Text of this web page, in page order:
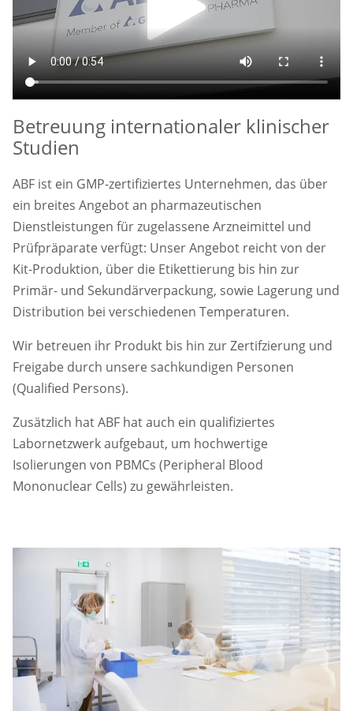
Betreuung internationaler klinischer
Studien
ABF ist ein GMP-zertifiziertes Unternehmen, das über
ein breites Angebot an pharmazeutischen
Dienstleistungen für zugelassene Arzneimittel und
Prüfpräparate verfügt: Unser Angebot reicht von der
Kit-Produktion, über die Etikettierung bis hin zur
Primär- und Sekundärverpackung, sowie Lagerung und
Distribution bei verschiedenen Temperaturen.
Wir betreuen ihr Produkt bis hin zur Zertifzierung und
Freigabe durch unsere sachkundigen Personen
(Qualified Persons).
Zusätzlich hat ABF hat auch ein qualifiziertes
Labornetzwerk aufgebaut, um hochwertige
Isolierungen von PBMCs (Peripheral Blood
Mononuclear Cells) zu gewährleisten.